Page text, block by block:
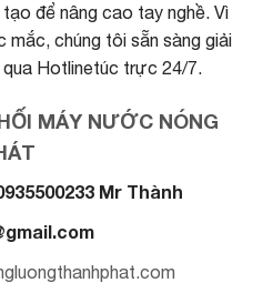
để nâng cao tay nghề. Vì
mắc, chúng tôi sẵn sàng giải
Hotlinetúc trực 24/7.
MÁY NƯỚC NÓNG
Mr Thành